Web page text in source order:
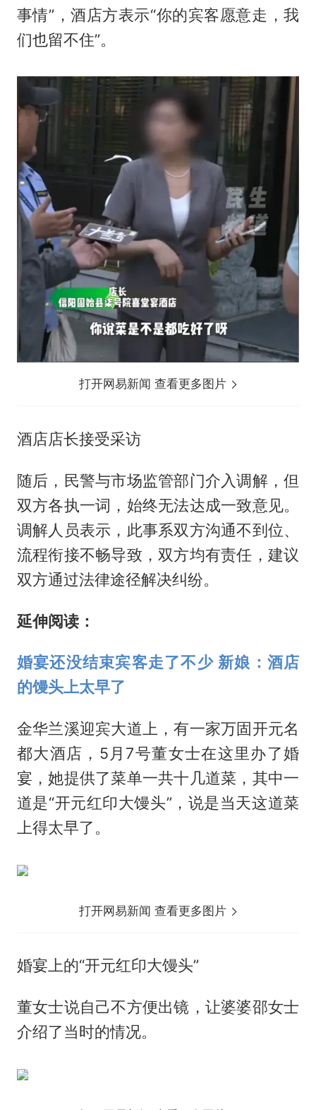
事情”，酒店方表示“你的宾客愿意走，我
们也留不住”。
打开网易新闻 查看更多图片
酒店店长接受采访
随后，民警与市场监管部门介入调解，但
双方各执一词，始终无法达成一致意见。
调解人员表示，此事系双方沟通不到位、
流程衔接不畅导致，双方均有责任，建议
双方通过法律途径解决纠纷。
延伸阅读：
婚宴还没结束宾客走了不少 新娘：酒店
的馒头上太早了
金华兰溪迎宾大道上，有一家万固开元名
都大酒店，5月7号董女士在这里办了婚
宴，她提供了菜单一共十几道菜，其中一
道是“开元红印大馒头”，说是当天这道菜
上得太早了。
打开网易新闻 查看更多图片
婚宴上的“开元红印大馒头”
董女士说自己不方便出镜，让婆婆邵女士
介绍了当时的情况。